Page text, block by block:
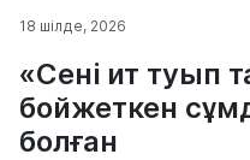
18 шілде, 2026
«Сені ит туып
бойжеткен
болған